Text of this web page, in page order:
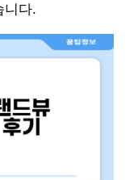
니다.